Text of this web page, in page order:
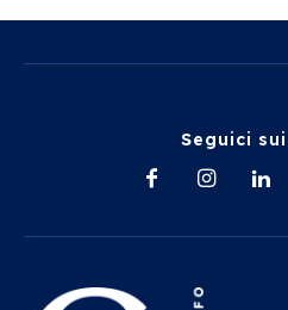
Seguici